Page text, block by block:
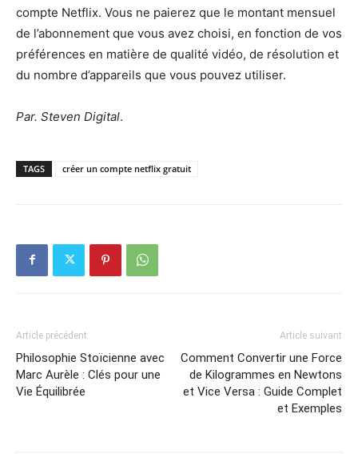
compte Netflix. Vous ne paierez que le montant mensuel
de l’abonnement que vous avez choisi, en fonction de vos
préférences en matière de qualité vidéo, de résolution et
du nombre d’appareils que vous pouvez utiliser.
Par. Steven Digital.
TAGS créer un compte netflix gratuit
Article précédent
Philosophie Stoïcienne avec
Marc Aurèle : Clés pour une
Vie Équilibrée
Article suivant
Comment Convertir une Force
de Kilogrammes en Newtons
et Vice Versa : Guide Complet
et Exemples